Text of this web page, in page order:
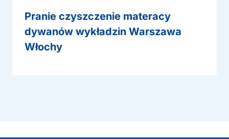
Pranie czyszczenie materacy
dywanów wykładzin Warszawa
Włochy